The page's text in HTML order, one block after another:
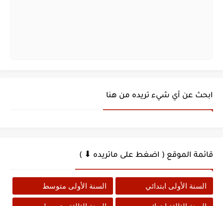
ابحث عن أي شيء تريده من هنا
قائمة الموقع ( اضغط على ماتريده ⬇ )
السنة الأولى ابتدائي السنة الأولى متوسط